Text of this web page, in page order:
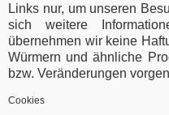
Links nur, um unseren
sich weitere
übernehmen wir keine
Würmern und ähnliche
bzw. Veränderungen
Cookies